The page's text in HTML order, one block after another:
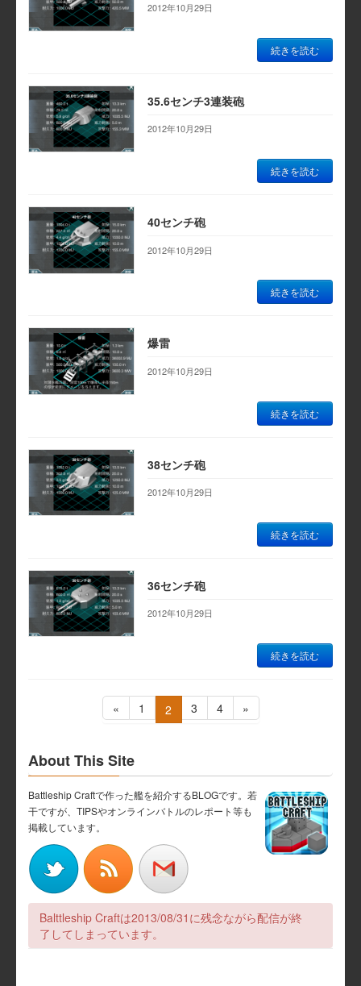
2012年10月29日
続きを読む
35.6センチ3連装砲
2012年10月29日
続きを読む
40センチ砲
2012年10月29日
続きを読む
爆雷
2012年10月29日
続きを読む
38センチ砲
2012年10月29日
続きを読む
36センチ砲
2012年10月29日
続きを読む
ナ
ビ
ゲ
ー
シ
ョ
«
固
定
1
固
定
ジ
2
固
定
3
固
定
4 »
About This Site
Battleship Craftで作った艦を紹介するBLOGです。若
干ですが、TIPSやオンラインバトルのレポート等も
掲載しています。
Balttleship Craftは2013/08/31に残念ながら配信が終
了してしまっています。